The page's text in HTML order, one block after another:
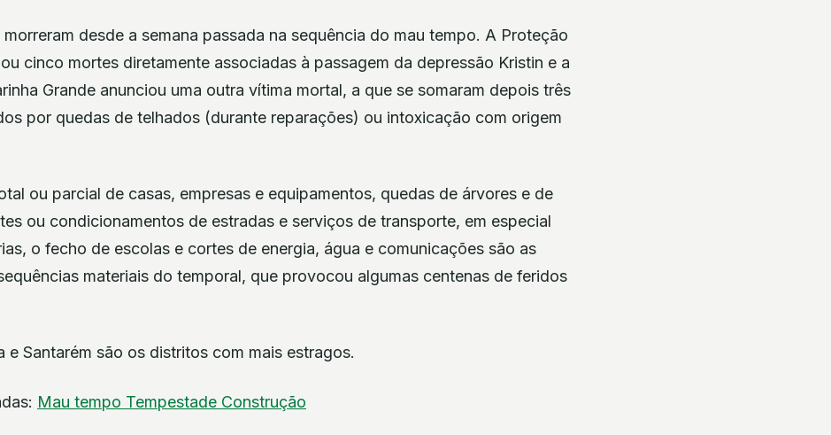
desde a semana passada na sequência do mau tempo. A Proteção
cinco mortes diretamente associadas à passagem da depressão Kristin e a
Grande anunciou uma outra vítima mortal, a que se somaram depois três
por quedas de telhados (durante reparações) ou intoxicação com origem
ou parcial de casas, empresas e equipamentos, quedas de árvores e de
ou condicionamentos de estradas e serviços de transporte, em especial
o fecho de escolas e cortes de energia, água e comunicações são as
materiais do temporal, que provocou algumas centenas de feridos
e Santarém são os distritos com mais estragos.
Mau tempo Tempestade Construção